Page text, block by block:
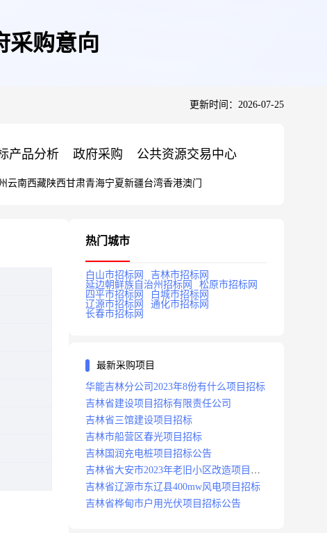
采购意向
更新时间：2026-07-25
产品分析 政府采购 公共资源交易中心
云南西藏陕西甘肃青海宁夏新疆台湾香港澳门
热门城市
白山市招标网
吉林市招标网
延边朝鲜族自治州招标网
松原市招标网
四平市招标网
白城市招标网
辽源市招标网
通化市招标网
长春市招标网
最新采购项目
华能吉林分公司2023年8份有什么项目招标
吉林省建设项目招标有限责任公司
吉林省三馆建设项目招标
吉林市船营区春光项目招标
吉林国润充电桩项目招标公告
吉林省大安市2023年老旧小区改造项目招
标公告
吉林省辽源市东辽县400mw风电项目招标
吉林省桦甸市户用光伏项目招标公告